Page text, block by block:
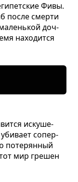
Фивы.
после смерти
доч­
нахо­дится
иску­ше­
сопер­
поте­рян­ный
мир гре­шен